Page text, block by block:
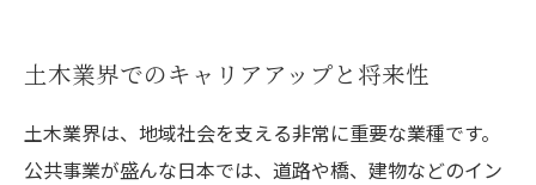
土木業界でのキャリアアップと将来性
土木業界は、地域社会を支える非常に重要な業種です。
公共事業が盛んな日本では、道路や橋、建物などのイン